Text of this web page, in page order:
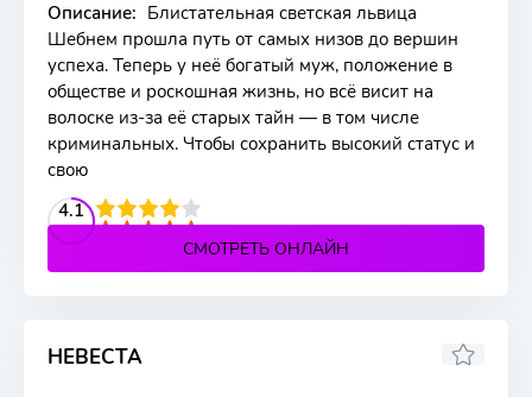
Описание: Блистательная светская львица
Шебнем прошла путь от самых низов до вершин
успеха. Теперь у неё богатый муж, положение в
обществе и роскошная жизнь, но всё висит на
волоске из-за её старых тайн — в том числе
криминальных. Чтобы сохранить высокий статус и
свою
4.1
4 5
СМОТРЕТЬ ОНЛАЙН
НЕВЕСТА